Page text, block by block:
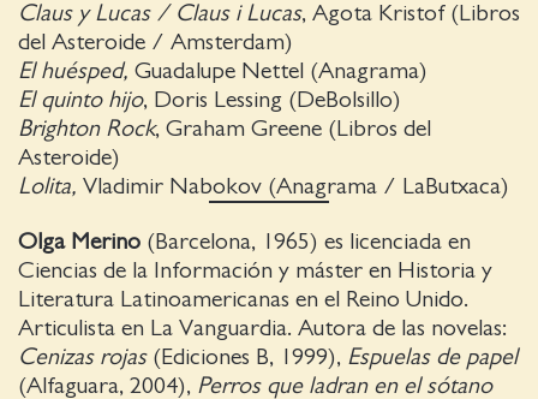
Claus y Lucas / Claus i Lucas, Agota Kristof (Libros
del Asteroide / Amsterdam)
El huésped, Guadalupe Nettel (Anagrama)
El quinto hijo, Doris Lessing (DeBolsillo)
Brighton Rock, Graham Greene (Libros del
Asteroide)
Lolita, Vladimir Nabokov (Anagrama / LaButxaca)
Olga Merino (Barcelona, 1965) es licenciada en
Ciencias de la Información y máster en Historia y
Literatura Latinoamericanas en el Reino Unido.
Articulista en La Vanguardia. Autora de las novelas:
Cenizas rojas(Ediciones B, 1999), Espuelas de papel
(Alfaguara, 2004), Perros que ladran en el sótano